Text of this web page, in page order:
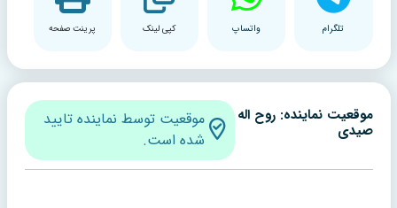
تلگرام واتساپ کپی لینک پرینت صفحه
موقعیت نماینده: روح اله
صیدی
موقعیت توسط نماینده تایید
شده است.